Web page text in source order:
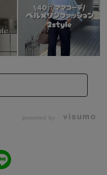
powered by